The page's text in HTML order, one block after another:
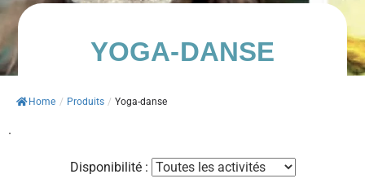
YOGA-DANSE
Home / Produits / Yoga-danse
.
Disponibilité :